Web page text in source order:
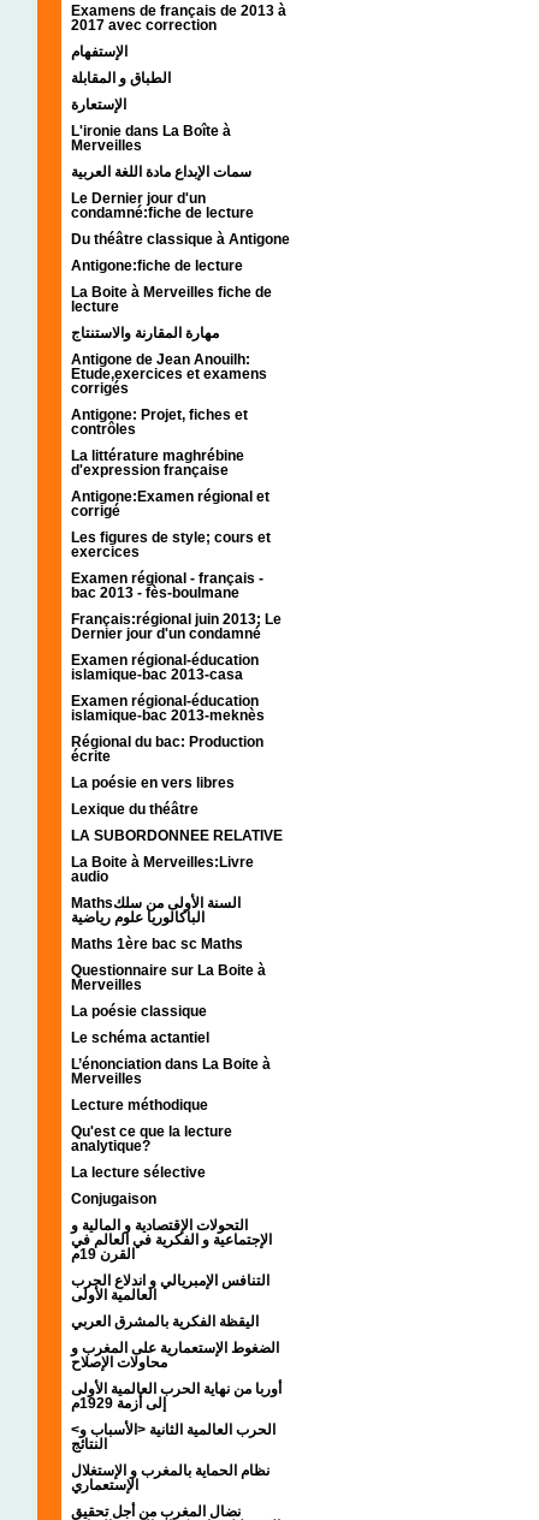
Examens de français de 2013 à
2017 avec correction
الإستفهام
الطباق و المقابلة
الإستعارة
L'ironie dans La Boîte à
Merveilles
سمات الإبداع مادة اللغة العربية
Le Dernier jour d'un
condamné:fiche de lecture
Du théâtre classique à Antigone
Antigone:fiche de lecture
La Boite à Merveilles fiche de
lecture
مهارة المقارنة والاستنتاج
Antigone de Jean Anouilh:
Etude,exercices et examens
corrigés
Antigone: Projet, fiches et
contrôles
La littérature maghrébine
d'expression française
Antigone:Examen régional et
corrigé
Les figures de style; cours et
exercices
Examen régional - français -
bac 2013 - fès-boulmane
Français:régional juin 2013; Le
Dernier jour d'un condamné
Examen régional-éducation
islamique-bac 2013-casa
Examen régional-éducation
islamique-bac 2013-meknès
Régional du bac: Production
écrite
La poésie en vers libres
Lexique du théâtre
LA SUBORDONNEE RELATIVE
La Boite à Merveilles:Livre
audio
Mathsالسنة الأولى من سلك
الباكالوريا علوم رياضية
Maths 1ère bac sc Maths
Questionnaire sur La Boite à
Merveilles
La poésie classique
Le schéma actantiel
L’énonciation dans La Boite à
Merveilles
Lecture méthodique
Qu'est ce que la lecture
analytique?
La lecture sélective
Conjugaison
التحولات الإقتصادية و المالية و
الإجتماعية و الفكرية في العالم في
القرن 19م
التنافس الإمبريالي و اندلاع الحرب
العالمية الأولى
اليقظة الفكرية بالمشرق العربي
الضغوط الإستعمارية على المغرب و
محاولات الإصلاح
أوربا من نهاية الحرب العالمية الأولى
إلى أزمة 1929م
<الحرب العالمية الثانية <الأسباب و
النتائج
نظام الحماية بالمغرب و الإستغلال
الإستعماري
نضال المغرب من أجل تحقيق